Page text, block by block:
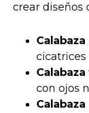
crear diseños
cicatrices
con ojos